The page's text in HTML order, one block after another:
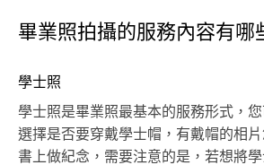
畢業照拍攝的服務內容有哪
學士照
學士照是畢業照最基本的服務形式，
選擇是否要穿戴學士帽，有戴帽的相
書上做紀念，需要注意的是，若想將